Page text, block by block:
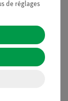
de réglages